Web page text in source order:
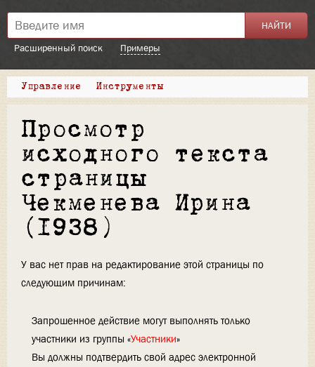
Расширенный поиск Примеры
Управление Инструменты
Просмотр
исходного текста
страницы
Чекменева Ирина
(1938)
У вас нет прав на редактирование этой страницы по
следующим причинам:
Запрошенное действие могут выполнять только
участники из группы «Участники»
Вы должны подтвердить свой адрес электронной